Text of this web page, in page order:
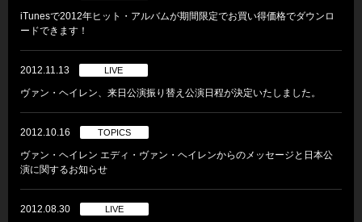
iTunesで2012年ヒット・アルバムが期間限定でお買い得価格でダウンロ
ードできます！
2012.11.13 LIVE
ヴァン・ヘイレン、来日公演振り替え公演日程が決定いたしました。
2012.10.16 TOPICS
ヴァン・ヘイレン エディ・ヴァン・ヘイレンからのメッセージと日本公
演に関するお知らせ
2012.08.30 LIVE